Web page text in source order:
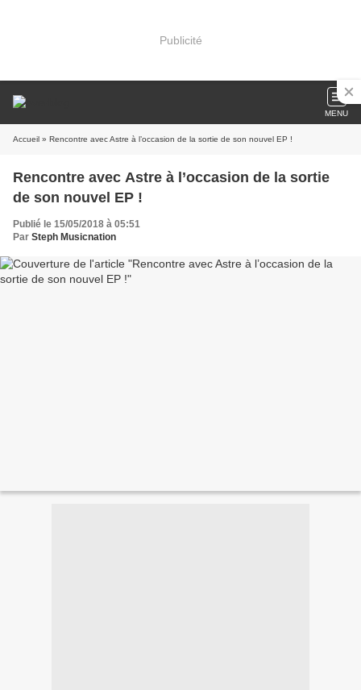
Publicité
MENU
Accueil » Rencontre avec Astre à l’occasion de la sortie de son nouvel EP !
Rencontre avec Astre à l’occasion de la sortie
de son nouvel EP !
Publié le 15/05/2018 à 05:51
Par Steph Musicnation